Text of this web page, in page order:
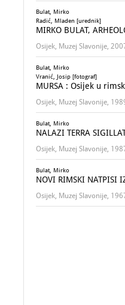
Bulat, Mirko
Radić, Mladen [urednik]
MIRKO BULAT,
Osijek, Muzej Slavonije,
Bulat, Mirko
Vranić, Josip [fotograf]
MURSA : Osijek u
Osijek, Muzej Slavonije,
Bulat, Mirko
NALAZI TERRA
Osijek, Muzej Slavonije,
Bulat, Mirko
NOVI RIMSKI NATPISI
Osijek, Muzej Slavonije,